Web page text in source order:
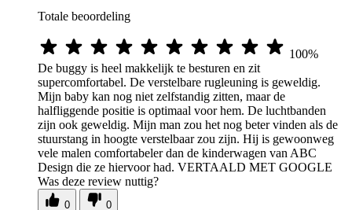
Totale beoordeling
100%
De buggy is heel makkelijk te besturen en zit
supercomfortabel. De verstelbare rugleuning is geweldig.
Mijn baby kan nog niet zelfstandig zitten, maar de
halfliggende positie is optimaal voor hem. De luchtbanden
zijn ook geweldig. Mijn man zou het nog beter vinden als de
stuurstang in hoogte verstelbaar zou zijn. Hij is gewoonweg
vele malen comfortabeler dan de kinderwagen van ABC
Design die ze hiervoor had. VERTAALD MET GOOGLE
Was deze review nuttig?
0 0